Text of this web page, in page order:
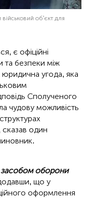
об'єкт для
є офіційні
та безпеки між
угода, яка
Сполученого
чудову можливість
один
оборони
що у
оформлення